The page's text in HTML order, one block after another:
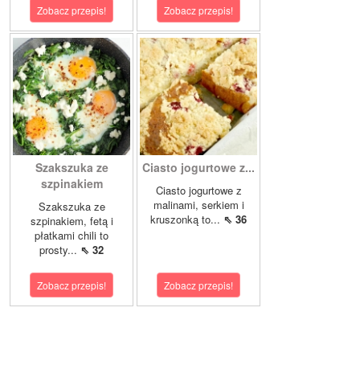
Zobacz przepis! Zobacz przepis!
Szakszuka ze
szpinakiem
Szakszuka ze
szpinakiem, fetą i
płatkami chili to
prosty... ⇖ 32
Zobacz przepis!
Ciasto jogurtowe z...
Ciasto jogurtowe z
malinami, serkiem i
kruszonką to... ⇖ 36
Zobacz przepis!